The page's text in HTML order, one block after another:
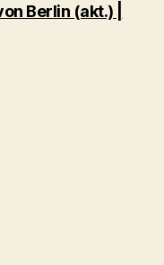
Berlin (akt.) |